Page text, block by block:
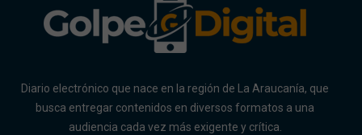
Diario electrónico que nace en la región de La Araucanía, que
busca entregar contenidos en diversos formatos a una
audiencia cada vez más exigente y crítica.